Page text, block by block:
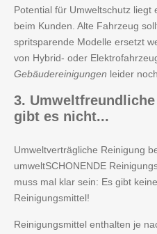
Potential für Umweltschutz
beim Kunden. Alte Fahrzeug
spritsparende Modelle ersetzt
von Hybrid- oder
Gebäudereinigungen leider
3.
gibt es nicht...
Umweltverträgliche Reinigung
umweltSCHONENDE
muss mal klar sein: Es gibt
Reinigungsmittel!
Reinigungsmittel enthalten je